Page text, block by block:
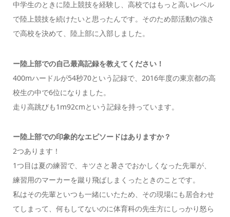
中学生のときに陸上競技を経験し、高校ではもっと高いレベル
で陸上競技を続けたいと思ったんです。そのため部活動の強さ
で高校を決めて、陸上部に入部しました。
ー陸上部での自己最高記録を教えてください！
400mハードルが54秒70という記録で、2016年度の東京都の高
校生の中で6位になりました。
走り高跳びも1m92cmという記録を持っています。
ー陸上部での印象的なエピソードはありますか？
2つあります！
1つ目は夏の練習で、キツさと暑さでおかしくなった先輩が、
練習用のマーカーを蹴り飛ばしまくったときのことです。
私はその先輩といつも一緒にいたため、その現場にも居合わせ
てしまって、何もしてないのに体育科の先生方にしっかり怒ら